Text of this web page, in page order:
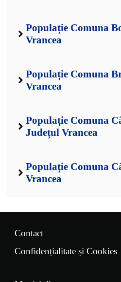
Populație Comuna
Vrancea
Populație Comuna
Vrancea
Populație Comuna
Județul Vrancea
Populație Comuna
Vrancea
Contact
Confidențialitate și Cookies